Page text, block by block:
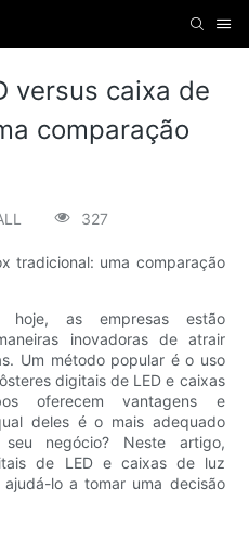
versus caixa de
comparação
327
tradicional: uma comparação
as empresas estão
inovadoras de atrair
Um método popular é o uso
digitais de LED e caixas
oferecem vantagens e
deles é o mais adequado
negócio? Neste artigo,
de LED e caixas de luz
lo a tomar uma decisão